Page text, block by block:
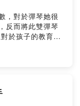
，對於彈琴她很
反而將此雙彈琴
於孩子的教育也
而更勇於挑